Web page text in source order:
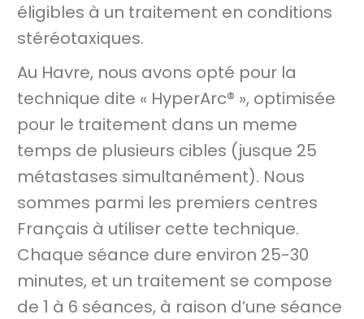
éligibles à un traitement en conditions
stéréotaxiques.
Au Havre, nous avons opté pour la
technique dite « HyperArc® », optimisée
pour le traitement dans un meme
temps de plusieurs cibles (jusque 25
métastases simultanément). Nous
sommes parmi les premiers centres
Français à utiliser cette technique.
Chaque séance dure environ 25-30
minutes, et un traitement se compose
de 1 à 6 séances, à raison d’une séance